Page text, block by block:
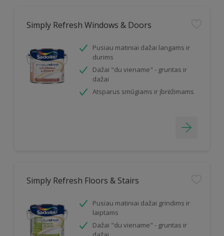
Simply Refresh Windows & Doors
Pusiau matiniai dažai langams ir
durims
Dažai "du viename" - gruntas ir
dažai
Atsparus smūgiams ir įbrėžimams
Simply Refresh Floors & Stairs
Pusiau matiniai dažai grindims ir
laiptams
Dažai "du viename" - gruntas ir